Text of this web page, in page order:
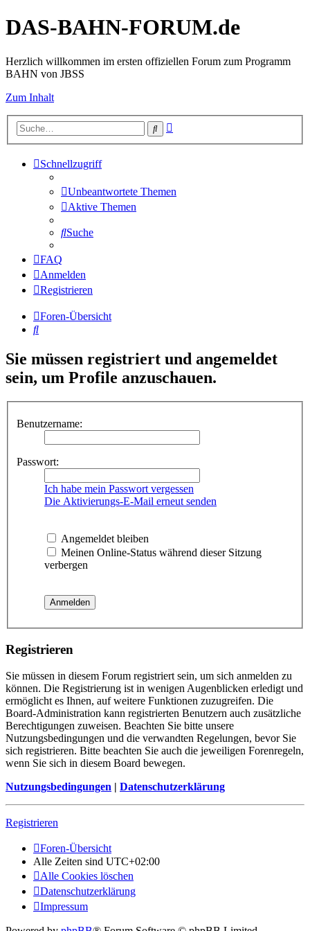
DAS-BAHN-FORUM.de
Herzlich willkommen im ersten offiziellen Forum zum Programm
BAHN von JBSS
Zum Inhalt
Suche
Schnellzugriff
Unbeantwortete Themen
Aktive Themen
Suche
FAQ
Anmelden
Registrieren
Foren-Übersicht
Suche
Sie müssen registriert und angemeldet
sein, um Profile anzuschauen.
Benutzername:
Passwort:
Ich habe mein Passwort vergessen
Die Aktivierungs-E-Mail erneut senden
Angemeldet bleiben
Meinen Online-Status während dieser Sitzung
verbergen
Registrieren
Sie müssen in diesem Forum registriert sein, um sich anmelden zu
können. Die Registrierung ist in wenigen Augenblicken erledigt und
ermöglicht es Ihnen, auf weitere Funktionen zuzugreifen. Die
Board-Administration kann registrierten Benutzern auch zusätzliche
Berechtigungen zuweisen. Beachten Sie bitte unsere
Nutzungsbedingungen und die verwandten Regelungen, bevor Sie
sich registrieren. Bitte beachten Sie auch die jeweiligen Forenregeln,
wenn Sie sich in diesem Board bewegen.
Nutzungsbedingungen | Datenschutzerklärung
Registrieren
Foren-Übersicht
Alle Zeiten sind UTC+02:00
Alle Cookies löschen
Datenschutzerklärung
Impressum